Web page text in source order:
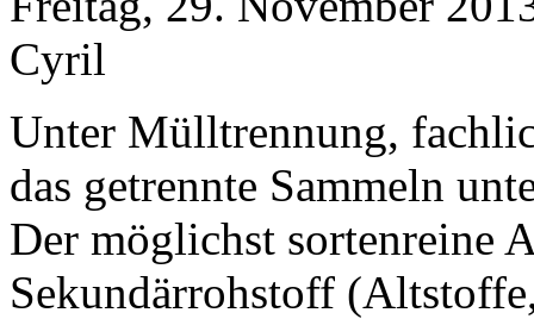
Cyril
Unter Mülltrennung,
das getrennte Sammeln
Der möglichst sortenreine
Sekundärrohstoff